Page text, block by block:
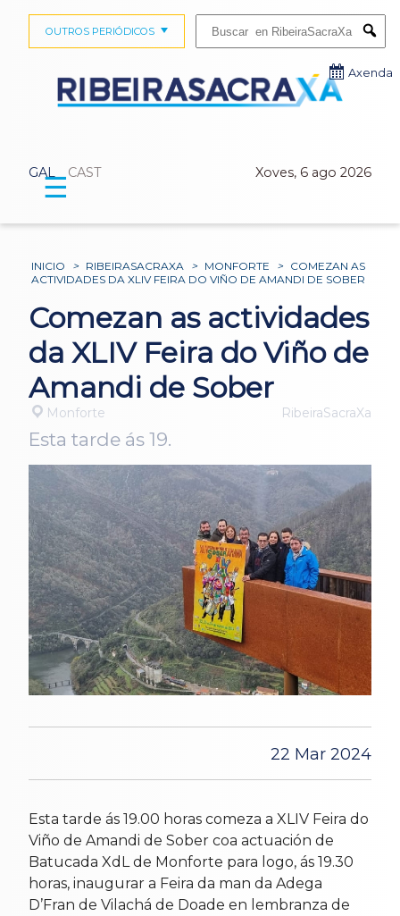
GAL CAST Xoves, 6 ago 2026
OUTROS PERIÓDICOS
Axenda
☰
INICIO > RIBEIRASACRAXA > MONFORTE > COMEZAN AS
ACTIVIDADES DA XLIV FEIRA DO VIÑO DE AMANDI DE SOBER
Comezan as actividades
da XLIV Feira do Viño de
Amandi de Sober
Monforte RibeiraSacraXa
Esta tarde ás 19.
22 Mar 2024
Esta tarde ás 19.00 horas comeza a XLIV Feira do
Viño de Amandi de Sober coa actuación de
Batucada XdL de Monforte para logo, ás 19.30
horas, inaugurar a Feira da man da Adega
D’Fran de Vilachá de Doade en lembranza de